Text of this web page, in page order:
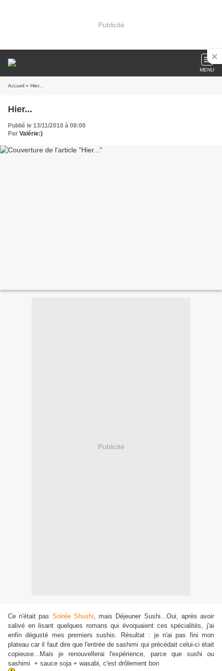
Publicité
MENU
Accueil » Hier...
Hier...
Publié le 13/11/2010 à 08:00
Par Valérie:)
Publicité
Ce n'était pas Soirée Shushi, mais Déjeuner Sushi...Oui, après avoir
salivé en lisant quelques romans qui évoquaient ces spécialités, j'ai
enfin dégusté mes premiers sushis. Résultat : je n'ai pas fini mon
plateau car il faut dire que l'entrée de sashimi qui précédait celui-ci était
copieuse...Mais je renouvellerai l'expérience, parce que sushi ou
sashimi + sauce soja + wasabi, c'est drôlement bon